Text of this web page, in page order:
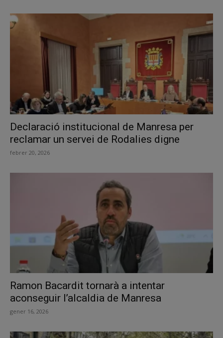
Declaració institucional de Manresa per
reclamar un servei de Rodalies digne
febrer 20, 2026
Ramon Bacardit tornarà a intentar
aconseguir l’alcaldia de Manresa
gener 16, 2026